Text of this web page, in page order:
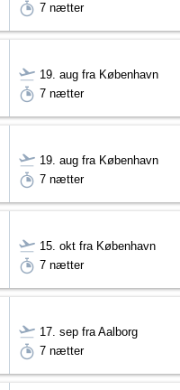
7 nætter
19. aug fra København
7 nætter
19. aug fra København
7 nætter
15. okt fra København
7 nætter
17. sep fra Aalborg
7 nætter